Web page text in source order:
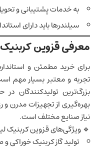
به خدمات پشتیبانی و
سیلندرها باید دارای
معرفی قزوین کربنیک
برای خرید مطمئن و
تجربه و معتبر بسیار مهم
بزرگ‌ترین تولیدکنندگان در
بهره‌گیری از تجهیزات مدرن و
نیاز صنایع مختلف است.
🔹 ویژگی‌های قزوین کربنیک
تولید گاز کربنیک خوراکی